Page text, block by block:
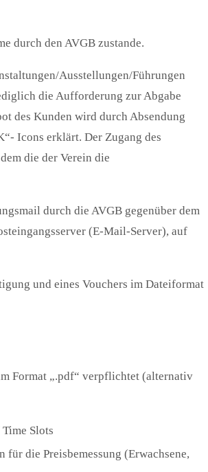
durch den AVGB zustande.
Ausstellungen/Führungen
die Aufforderung zur Abgabe
des Kunden wird durch Absendung
Icons erklärt. Der Zugang des
die der Verein die
durch die AVGB gegenüber dem
(E-Mail-Server), auf
und eines Vouchers im Dateiformat
Format „.pdf“ verpflichtet (alternativ
Slots
die Preisbemessung (Erwachsene,